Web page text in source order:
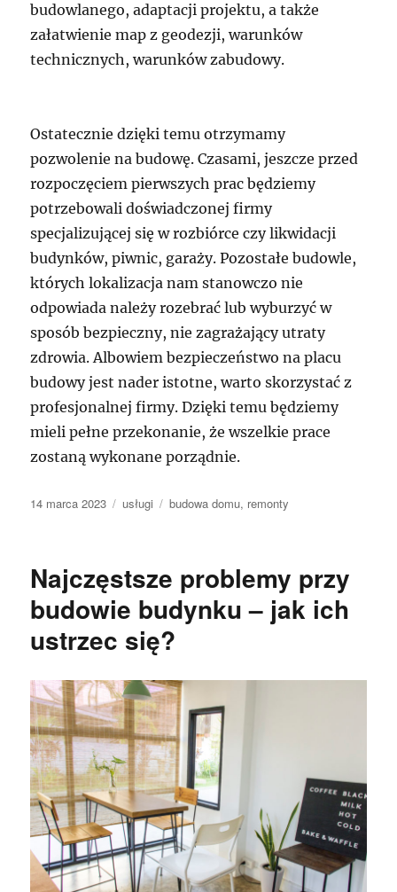
budowlanego, adaptacji projektu, a także
załatwienie map z geodezji, warunków
technicznych, warunków zabudowy.
Ostatecznie dzięki temu otrzymamy
pozwolenie na budowę. Czasami, jeszcze przed
rozpoczęciem pierwszych prac będziemy
potrzebowali doświadczonej firmy
specjalizującej się w rozbiórce czy likwidacji
budynków, piwnic, garaży. Pozostałe budowle,
których lokalizacja nam stanowczo nie
odpowiada należy rozebrać lub wyburzyć w
sposób bezpieczny, nie zagrażający utraty
zdrowia. Albowiem bezpieczeństwo na placu
budowy jest nader istotne, warto skorzystać z
profesjonalnej firmy. Dzięki temu będziemy
mieli pełne przekonanie, że wszelkie prace
zostaną wykonane porządnie.
Data
14 marca 2023 Kategorie
usługi Tagi
budowa domu, remonty
Najczęstsze problemy przy
budowie budynku – jak ich
ustrzec się?